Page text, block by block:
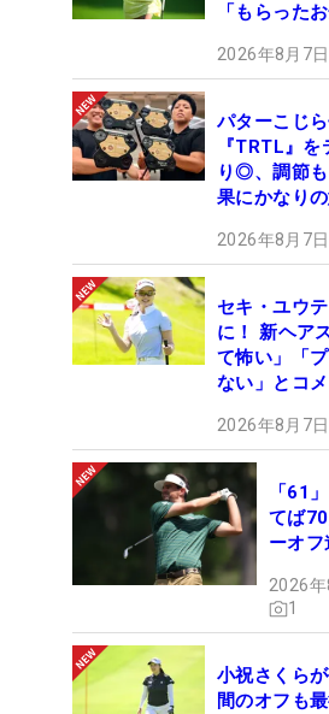
「もらった
2026年8月7
パターこじ
『TRTL』
り◎、調節
果にかなりの
2026年8月7
セキ・ユウ
に！ 新ヘア
て怖い」「
ない」とコ
2026年8月7
「61
てば
ーオ
2026
1
小祝さくら
間のオフも